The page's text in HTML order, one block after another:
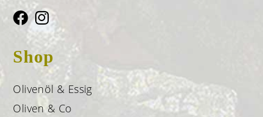
Shop
Olivenöl & Essig
Oliven & Co